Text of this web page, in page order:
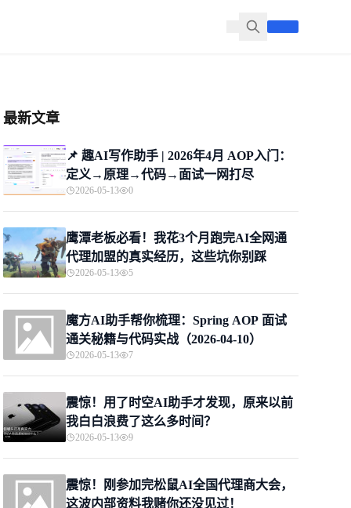
最新文章
📌 趣AI写作助手 | 2026年4月 AOP入门：
定义→原理→代码→面试一网打尽
2026-05-13 0
鹰潭老板必看！我花3个月跑完AI全网通
代理加盟的真实经历，这些坑你别踩
2026-05-13 5
魔方AI助手帮你梳理：Spring AOP 面试
通关秘籍与代码实战（2026-04-10）
2026-05-13 7
震惊！用了时空AI助手才发现，原来以前
我白白浪费了这么多时间？
2026-05-13 9
震惊！刚参加完松鼠AI全国代理商大会，
这波内部资料我赌你还没见过！